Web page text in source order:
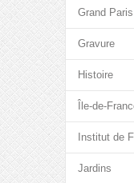
Grand Paris
Gravure
Histoire
Île-de-
Institut de
Jardins